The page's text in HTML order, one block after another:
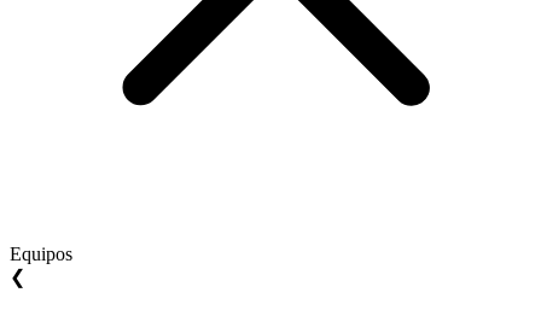
Equipos
❮